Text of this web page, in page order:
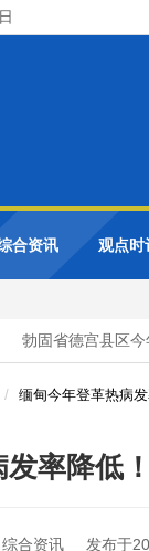
合资讯 观点时
勃固省德宫县区今
缅甸今年登革热病发
率降低！
合资讯 发布于